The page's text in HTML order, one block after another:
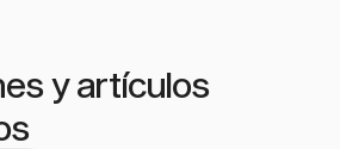
y artículos